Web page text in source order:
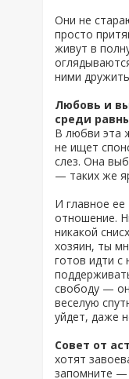
Они не
просто
живут в
ними
Любовь и
среди
В любви эта
не ищет
слез. Она
— таких же
И главное
отношение.
никакой
хозяин, ты
готов идти с
свободу —
веселую
уйдет, даже
Совет от
хотят
запомните —